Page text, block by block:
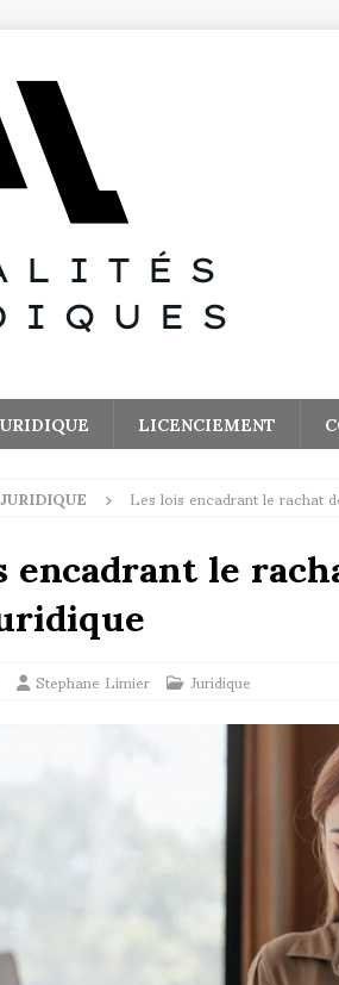
LICENCIEMENT
JURIDIQUE Les lois encadrant le rachat
le
Stephane Limier Juridique